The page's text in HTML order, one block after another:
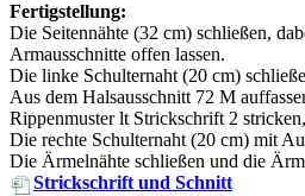
Fertigstellung:
Die Seitennähte (32 cm) schließen,
Armausschnitte offen lassen.
Die linke Schulternaht (20 cm)
Aus dem Halsausschnitt 72 M
Rippenmuster lt Strickschrift 2
Die rechte Schulternaht (20 cm) mit
Die Ärmelnähte schließen und die
Strickschrift und Schnitt